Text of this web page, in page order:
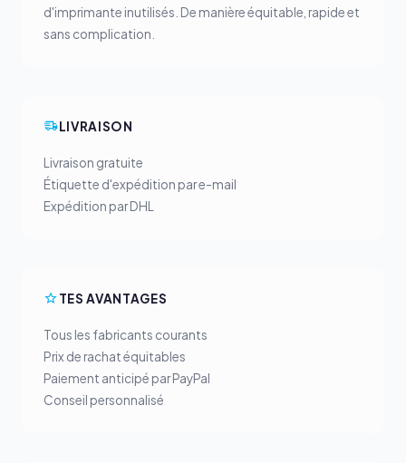
d'imprimante inutilisés. De manière équitable, rapide et
sans complication.
LIVRAISON
Livraison gratuite
Étiquette d'expédition par e-mail
Expédition par DHL
TES AVANTAGES
Tous les fabricants courants
Prix de rachat équitables
Paiement anticipé par PayPal
Conseil personnalisé